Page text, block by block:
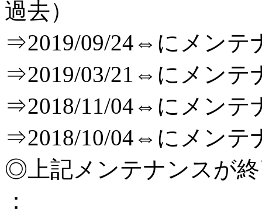
過去）
⇒2019/09/24⇔にメンテ
⇒2019/03/21⇔にメンテ
⇒2018/11/04⇔にメンテ
⇒2018/10/04⇔にメンテ
◎上記メンテナンスが
：